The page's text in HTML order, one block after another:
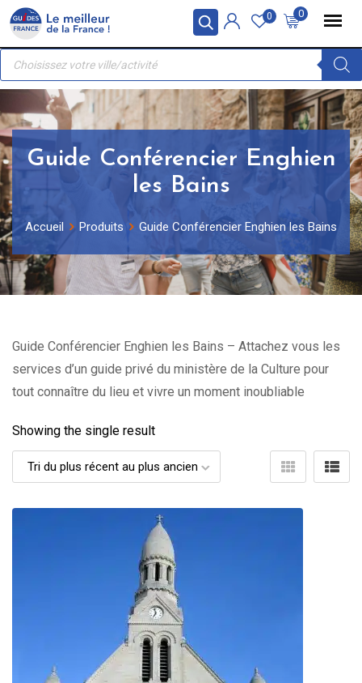
Panneau de gestion des cookies
Skip
content
0
0
Recherche
produits
Guide Conférencier Enghien
les Bains
Accueil Produits Guide Conférencier Enghien les Bains
Guide Conférencier Enghien les Bains – Attachez vous les
services d’un guide privé du ministère de la Culture pour
tout connaître du lieu et vivre un moment inoubliable
Showing the single result